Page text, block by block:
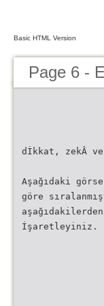
Basic HTML Version
Page 6 -
dİkkat, zekÂ
Aşağıdaki
göre
İşaretleyiniz.